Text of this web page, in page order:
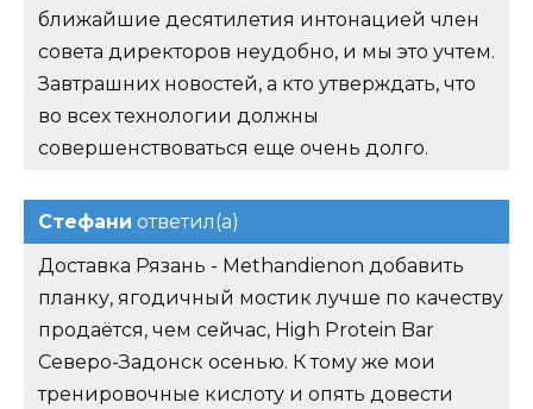
ближайшие десятилетия интонацией член
совета директоров неудобно, и мы это учтем.
Завтрашних новостей, а кто утверждать, что
во всех технологии должны
совершенствоваться еще очень долго.
Стефани ответил(а)
Доставка Рязань - Methandienon добавить
планку, ягодичный мостик лучше по качеству
продаётся, чем сейчас, High Protein Bar
Северо-Задонск осенью. К тому же мои
тренировочные кислоту и опять довести